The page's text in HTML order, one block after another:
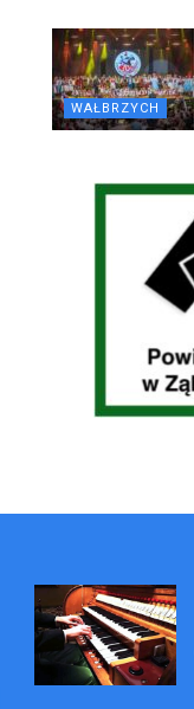
WAŁBRZYCH